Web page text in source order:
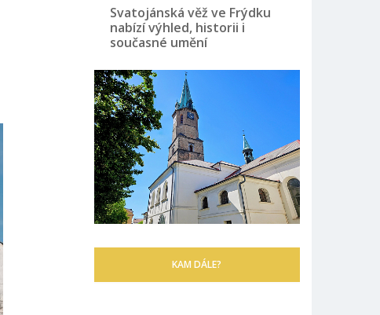
Svatojánská věž ve Frýdku
nabízí výhled, historii i
současné umění
KAM DÁLE?